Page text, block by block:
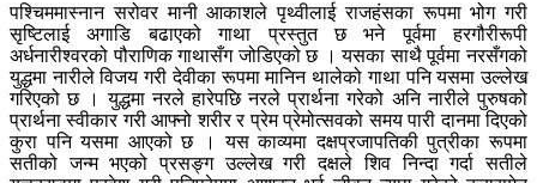
पश्चिममास्नान सरोवर मानी आकाशले पृथ्वीलाई राजहंसका रूपमा भोग गरी
सृष्टिलाई अगाडि बढाएको गाथा प्रस्तुत छ भने पूर्वमा हरगौरीरूपी
अर्धनारीश्वरको पौराणिक गाथासँग जोडिएको छ । यसका साथै पूर्वमा नरसँगको
युद्धमा नारीले विजय गरी देवीका रूपमा मानिन थालेको गाथा पनि यसमा उल्लेख
गरिएको छ । युद्धमा नरले हारेपछि नरले प्रार्थना गरेको अनि नारीले पुरुषको
प्रार्थना स्वीकार गरी आफ्नो शरीर र प्रेम प्रेमोत्सवको समय पारी दानमा दिएको
कुरा पनि यसमा आएको छ । यस काव्यमा दक्षप्रजापतिकी पुत्रीका रूपमा
सतीको जन्म भएको प्रसङ्ग उल्लेख गरी दक्षले शिव निन्दा गर्दा सतीले